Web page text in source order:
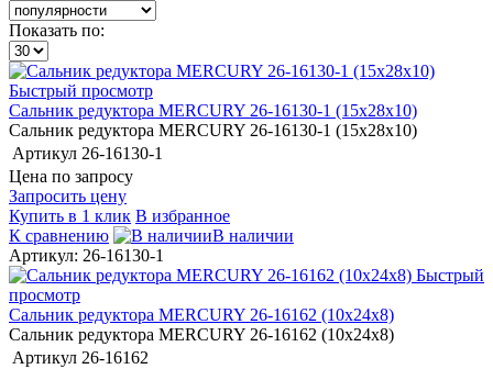
Показать по:
Быстрый просмотр
Сальник редуктора MERCURY 26-16130-1 (15х28х10)
Сальник редуктора MERCURY 26-16130-1 (15х28х10)
Артикул 26-16130-1
Цена по запросу
Запросить цену
Купить в 1 клик В избранное
К сравнению
В наличии
Артикул: 26-16130-1
Быстрый
просмотр
Сальник редуктора MERCURY 26-16162 (10х24х8)
Сальник редуктора MERCURY 26-16162 (10х24х8)
Артикул 26-16162